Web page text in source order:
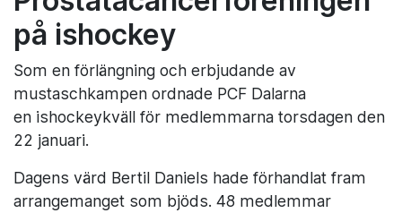
på ishockey
Som en förlängning och erbjudande av
mustaschkampen ordnade PCF Dalarna
en ishockeykväll för medlemmarna torsdagen den
22 januari.
Dagens värd Bertil Daniels hade förhandlat fram
arrangemanget som bjöds. 48 medlemmar